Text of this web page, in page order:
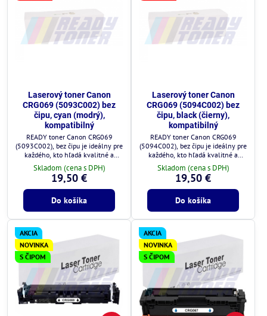
Laserový toner Canon
CRG069 (5093C002) bez
čipu, cyan (modrý),
kompatibilný
READY toner Canon CRG069
(5093C002), bez čipu je ideálny pre
každého, kto hľadá kvalitné a
cenovo výhodné riešenie.
Skladom (cena s DPH)
19,50 €
Do košíka
Laserový toner Canon
CRG069 (5094C002) bez
čipu, black (čierny),
kompatibilný
READY toner Canon CRG069
(5094C002), bez čipu je ideálny pre
každého, kto hľadá kvalitné a
cenovo výhodné riešenie.
Skladom (cena s DPH)
19,50 €
Do košíka
AKCIA
NOVINKA
S ČIPOM
AKCIA
NOVINKA
S ČIPOM